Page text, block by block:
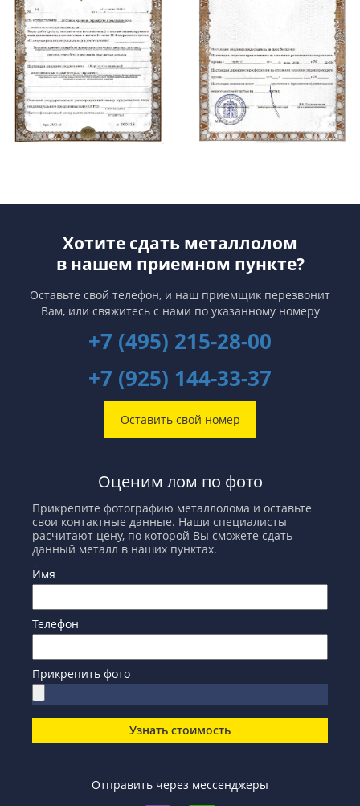
Хотите сдать металлолом
в нашем приемном пункте?
Оставьте свой телефон, и наш приемщик перезвонит
Вам, или свяжитесь с нами по указанному номеру
+7 (495) 215-28-00
+7 (925) 144-33-37
Оставить свой номер
Оценим лом по фото
Прикрепите фотографию металлолома и оставьте
свои контактные данные. Наши специалисты
расчитают цену, по которой Вы сможете сдать
данный металл в наших пунктах.
Имя
Телефон
Прикрепить фото
Узнать стоимость
Отправить через мессенджеры